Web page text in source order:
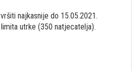
najkasnije do 15.05.2021.
utrke (350 natjecatelja).